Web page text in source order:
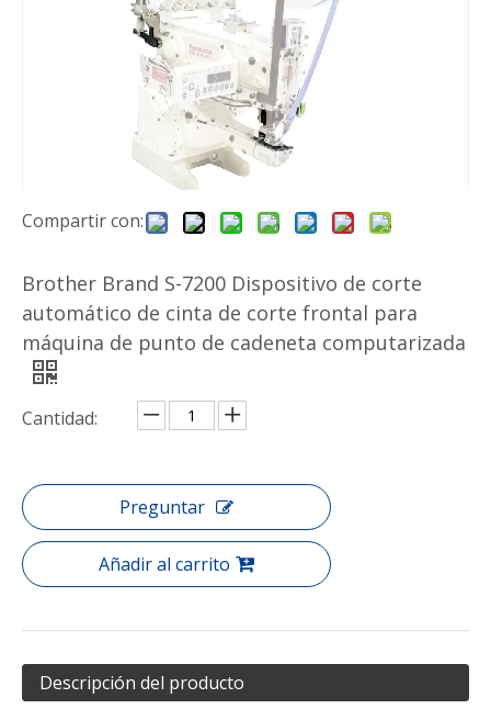
Compartir con:
Brother Brand S-7200 Dispositivo de corte
automático de cinta de corte frontal para
máquina de punto de cadeneta computarizada
Cantidad:
Preguntar
Añadir al carrito
Descripción del producto